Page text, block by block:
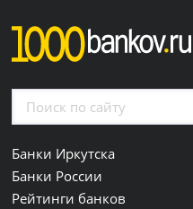
Банки Иркутска
Банки России
Рейтинги банков